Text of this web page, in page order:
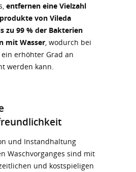
entfernen eine Vielzahl
von Vileda
zu 99 % der Bakterien
mit Wasser , wodurch bei
erhöhter Grad an
werden kann.
und Instandhaltung
Waschvorganges sind mit
und kostspieligen